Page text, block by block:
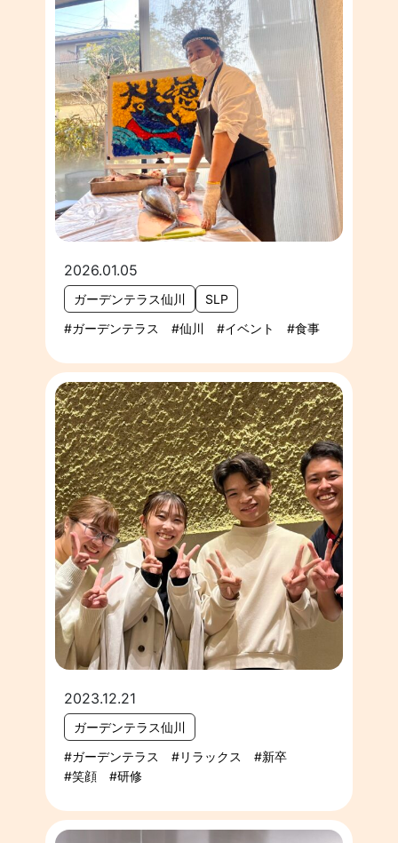
2026.01.05
ガーデンテラス仙川
SLP
ガーデンテラス
仙川 イベント 食事
2023.12.21
ガーデンテラス仙川
ガーデンテラス
リラックス
新卒
笑顔
研修